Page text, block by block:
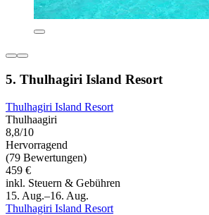
5. Thulhagiri Island Resort
Thulhagiri Island Resort
Thulhaagiri
8,8/10
Hervorragend
(79 Bewertungen)
459 €
inkl. Steuern & Gebühren
15. Aug.–16. Aug.
Thulhagiri Island Resort